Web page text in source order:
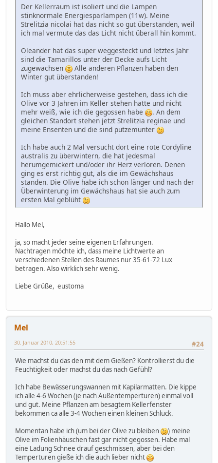
Der Kellerraum ist isoliert und die Lampen
stinknormale Energiesparlampen (11w). Meine
Strelitzia nicolai hat das nicht so gut überstanden, weil
ich mal vermute das das Licht nicht überall hin kommt.
Oleander hat das super weggesteckt und letztes Jahr
sind die Tamarillos unter der Decke aufs Licht
zugewachsen
Alle anderen Pflanzen haben den
Winter gut überstanden!
Ich muss aber ehrlicherweise gestehen, dass ich die
Olive vor 3 Jahren im Keller stehen hatte und nicht
mehr weiß, wie ich die gegossen habe
. An dem
gleichen Standort stehen jetzt Strelitzia reginae und
meine Ensenten und die sind putzemunter
Ich habe auch 2 Mal versucht dort eine rote Cordyline
australis zu überwintern, die hat jedesmal
herumgemickert und/oder ihr Herz verloren. Denen
ging es erst richtig gut, als die im Gewächshaus
standen. Die Olive habe ich schon länger und nach der
Überwinterung im Gewächshaus hat sie auch zum
ersten Mal geblüht
Hallo Mel,
ja, so macht jeder seine eigenen Erfahrungen.
Nachtragen möchte ich, dass meine Lichtwerte an
verschiedenen Stellen des Raumes nur 35-61-72 Lux
betragen. Also wirklich sehr wenig.
Liebe Grüße, eustoma
Mel
#24
30. Januar 2010, 20:51:55
Wie machst du das den mit dem Gießen? Kontrollierst du die
Feuchtigkeit oder machst du das nach Gefühl?
Ich habe Bewässerungswannen mit Kapilarmatten. Die kippe
ich alle 4-6 Wochen (je nach Außentemperturen) einmal voll
und gut. Meine Pflanzen am besagtem Kellerfenster
bekommen ca alle 3-4 Wochen einen kleinen Schluck.
Momentan habe ich (um bei der Olive zu bleiben
) meine
Olive im Folienhäuschen fast gar nicht gegossen. Habe mal
eine Ladung Schnee drauf geschmissen, aber bei den
Temperturen gieße ich die auch lieber nicht